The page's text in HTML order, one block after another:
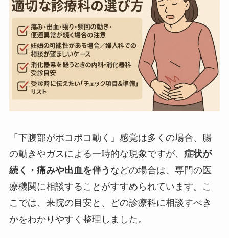
「下腹部がポコポコ動く」感覚は多くの場合、腸
の動きやガスによる一時的な現象ですが、 症状が
続く・痛みや出血を伴う などの場合は、専門の医
療機関に相談することがすすめられています。こ
こでは、来院の目安と、どの診療科に相談すべき
かをわかりやすく整理しました。